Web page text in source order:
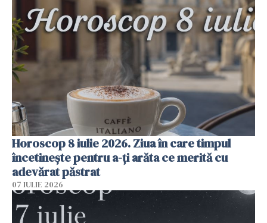
Horoscop 8 iulie 2026. Ziua în care timpul
încetinește pentru a-ți arăta ce merită cu
adevărat păstrat
07 IULIE 2026